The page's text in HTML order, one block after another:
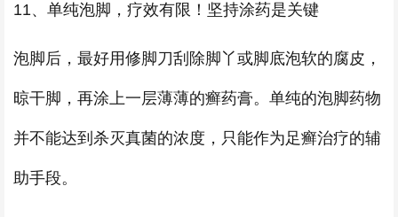
11、单纯泡脚，疗效有限！坚持涂药是关键
泡脚后，最好用修脚刀刮除脚丫或脚底泡软的腐皮，
晾干脚，再涂上一层薄薄的癣药膏。单纯的泡脚药物
并不能达到杀灭真菌的浓度，只能作为足癣治疗的辅
助手段。